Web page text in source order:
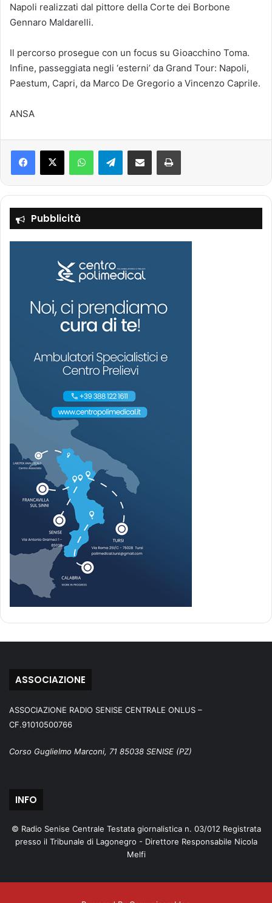
Napoli realizzati dal pittore della Corte dei Borbone
Gennaro Maldarelli.
Il percorso prosegue con un focus su Gioacchino Toma.
Infine, passeggiata negli ‘esterni’ da Grand Tour: Napoli,
Paestum, Capri, da Marco De Gregorio a Vincenzo Caprile.
ANSA
Telegram
Pubblicità
ASSOCIAZIONE
ASSOCIAZIONE RADIO SENISE CENTRALE ONLUS –
CF.91010500766
Corso Guglielmo Marconi, 71 85038 SENISE (PZ)
INFO
© Radio Senise Centrale Testata giornalistica n. 03/012 Registrata
presso il Tribunale di Lagonegro - Direttore Responsabile Nicola
Melfi